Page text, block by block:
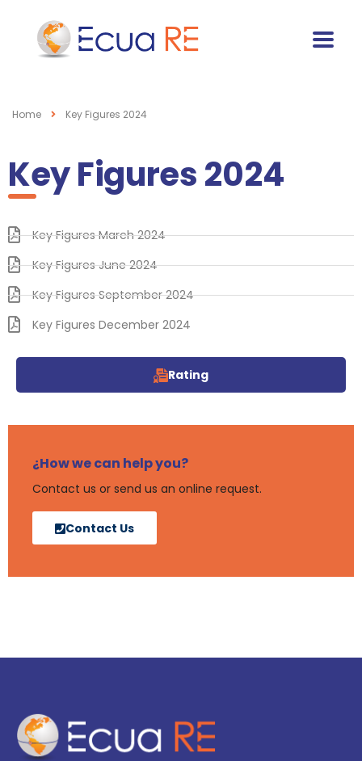
Home Key Figures 2024
Key Figures 2024
Key Figures March 2024
Key Figures June 2024
Key Figures September 2024
Key Figures December 2024
Rating
¿How we can help you?
Contact us or send us an online request.
Contact Us